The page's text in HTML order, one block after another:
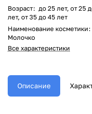
Возраст: до 25 лет, от 25
лет, от 35 до 45 лет
Наименование косметики:
Молочко
Все характеристики
Описание